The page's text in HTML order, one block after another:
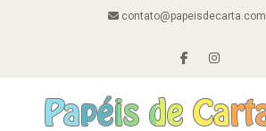
contato@papeisdecarta.com